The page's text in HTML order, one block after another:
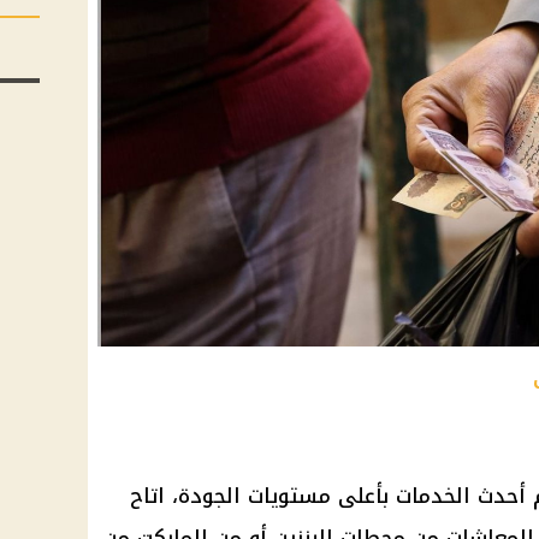
الخدمات بأعلى مستويات الجودة، اتاح